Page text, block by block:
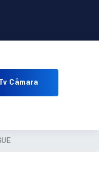
Câmara